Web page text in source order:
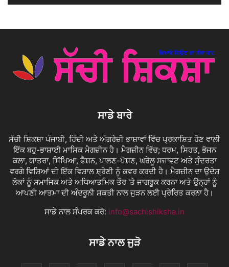
ਸਾਡੇ ਬਾਰੇ
ਸੱਚੀ ਸ਼ਿਕਸ਼ਾ ਪੰਜਾਬੀ, ਹਿੰਦੀ ਅਤੇ ਅੰਗਰੇਜ਼ੀ ਭਾਸ਼ਾਵਾਂ ਵਿੱਚ ਪ੍ਰਕਾਸ਼ਿਤ ਹੋਣ ਵਾਲੀ
ਇੱਕ ਬਹੁ-ਭਾਸ਼ਾਈ ਮਾਸਿਕ ਮੈਗਜ਼ੀਨ ਹੈ। ਮੈਗਜ਼ੀਨ ਵਿੱਚ; ਧਰਮ, ਸਿਹਤ, ਭੋਜਨ
ਕਲਾ, ਯਾਤਰਾ, ਸਿੱਖਿਆ, ਫੈਸ਼ਨ, ਪਾਲਣ-ਪੋਸ਼ਣ, ਘਰੇਲੂ ਸਜਾਵਟ ਅਤੇ ਸੁੰਦਰਤਾ
ਵਰਗੇ ਵਿਸ਼ਿਆਂ ਦੀ ਇੱਕ ਵਿਸ਼ਾਲ ਸ਼੍ਰੇਣੀ ਨੂੰ ਕਵਰ ਕਰਦੀ ਹੈ। ਮੈਗਜ਼ੀਨ ਦਾ ਉਦੇਸ਼
ਲੋਕਾਂ ਨੂੰ ਸਮਾਜਿਕ ਅਤੇ ਅਧਿਆਤਮਿਕ ਤੌਰ 'ਤੇ ਜਾਗਰੂਕ ਕਰਨਾ ਅਤੇ ਉਨ੍ਹਾਂ ਨੂੰ
ਆਪਣੀ ਆਤਮਾ ਦੀ ਅੰਦਰੂਨੀ ਸ਼ਕਤੀ ਨਾਲ ਜੁੜਨ ਲਈ ਪ੍ਰੇਰਿਤ ਕਰਨਾ ਹੈ।
ਸਾਡੇ ਨਾਲ ਸੰਪਰਕ ਕਰੋ: info@sachishiksha.in
ਸਾਡੇ ਨਾਲ ਜੁੜੋ